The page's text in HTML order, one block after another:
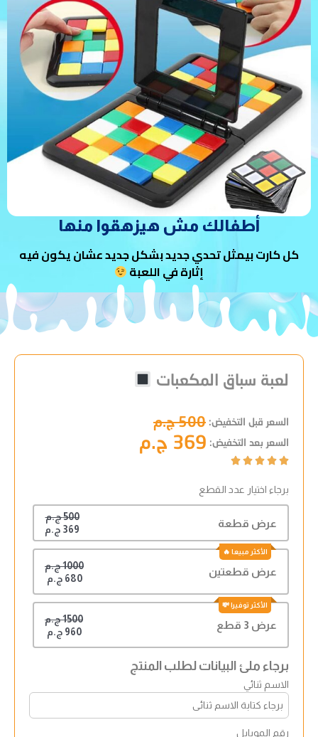
أطفالك مش هيزهقوا منها
كل كارت بيمثل تحدي جديد بشكل جديد عشان يكون فيه
إثارة في اللعبة
لعبة سباق المكعبات
السعر قبل التخفيض: 500 ج.م
السعر بعد التخفيض: 369 ج.م





برجاء اختيار عدد القطع
عرض قطعة
500 ج.م
369 ج.م
عرض قطعتين
1000 ج.م
680 ج.م
عرض 3 قطع
1500 ج.م
960 ج.م
برجاء ملئ البيانات لطلب المنتج
الاسم ثنائي
رقم الموبايل